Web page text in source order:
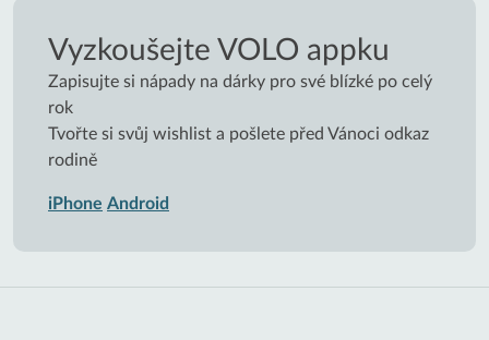
Vyzkoušejte VOLO appku
Zapisujte si nápady na dárky pro své blízké po celý
rok
Tvořte si svůj wishlist a pošlete před Vánoci odkaz
rodině
iPhone Android